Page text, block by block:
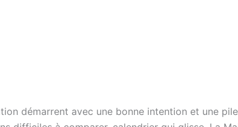
démarrent avec une bonne intention et une